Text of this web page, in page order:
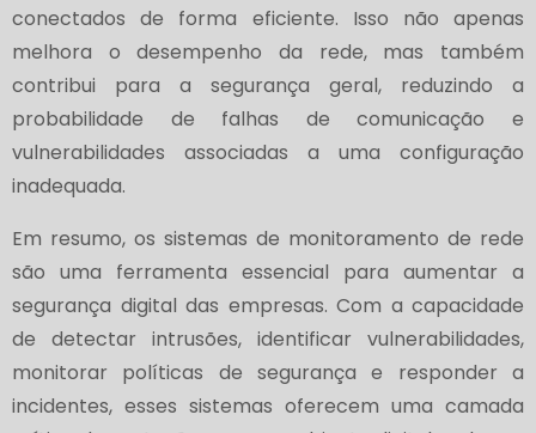
conectados de forma eficiente. Isso não apenas
melhora o desempenho da rede, mas também
contribui para a segurança geral, reduzindo a
probabilidade de falhas de comunicação e
vulnerabilidades associadas a uma configuração
inadequada.
Em resumo, os sistemas de monitoramento de rede
são uma ferramenta essencial para aumentar a
segurança digital das empresas. Com a capacidade
de detectar intrusões, identificar vulnerabilidades,
monitorar políticas de segurança e responder a
incidentes, esses sistemas oferecem uma camada